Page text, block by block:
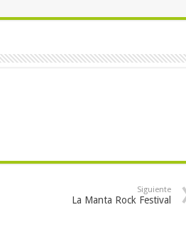
Siguiente
La Manta Rock Festival